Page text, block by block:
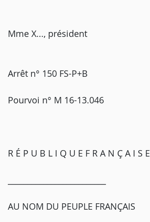
Mme X..., président
Arrêt n° 150 FS-P+B
Pourvoi n° M 16-13.046
R É P U B L I Q U E F R A N Ç A I S E
AU NOM DU PEUPLE FRANÇAIS